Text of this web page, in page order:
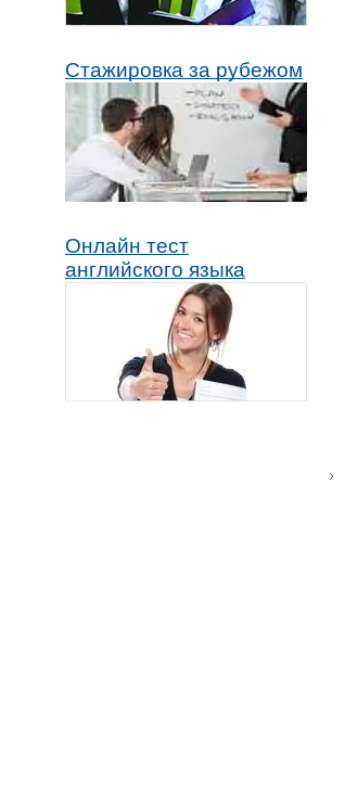
Стажировка за рубежом
Онлайн тест
английского языка